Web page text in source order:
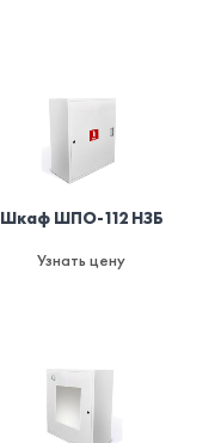
Шкаф ШПО-112 НЗБ
Узнать цену